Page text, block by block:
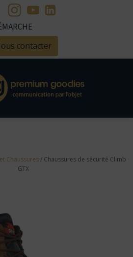
contacter
Chaussures/ Chaussures de sécurité Climb
GTX